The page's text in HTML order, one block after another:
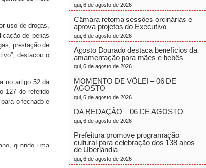
uso de drogas,
de penas
prestação de
destacou o
no artigo 52 da
127 do referido
o fechado e
quando uma
qui, 6 de agosto de 2026
Câmara retoma sessões ordinárias e
aprova projetos do Executivo
qui, 6 de agosto de 2026
Agosto Dourado destaca benefícios da
amamentação para mães e bebês
qui, 6 de agosto de 2026
MOMENTO DE VÔLEI – 06 DE
AGOSTO
qui, 6 de agosto de 2026
DA REDAÇÃO – 06 DE AGOSTO
qui, 6 de agosto de 2026
Prefeitura promove programação
cultural para celebração dos 138 anos
de Uberlândia
qui, 6 de agosto de 2026